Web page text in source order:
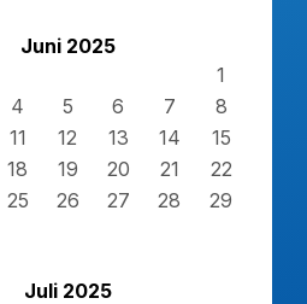
Juni 2025
1
4 5 6 7
8
11 12 13 14
15
18 19 20 21
22
25 26 27 28
29
Juli 2025